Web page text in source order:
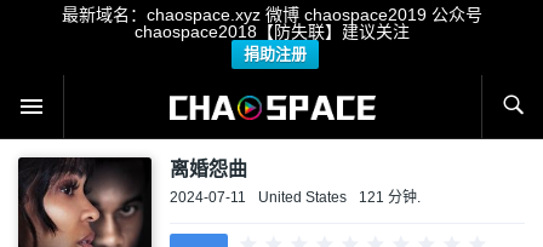
最新域名：chaospace.xyz 微博 chaospace2019 公众号
chaospace2018【防失联】建议关注
捐助注册
离婚怨曲
2024-07-11 United States 121 分钟.